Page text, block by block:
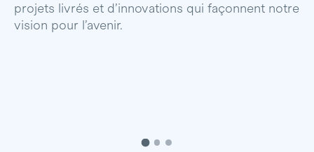
projets livrés et d’innovations qui façonnent notre
vision pour l’avenir.